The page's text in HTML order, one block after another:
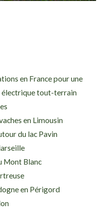
en France pour une
tout-terrain
en Limousin
du lac Pavin
Mont Blanc
en Périgord